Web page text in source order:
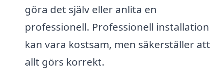
göra det själv eller anlita en
professionell. Professionell installation
kan vara kostsam, men säkerställer att
allt görs korrekt.